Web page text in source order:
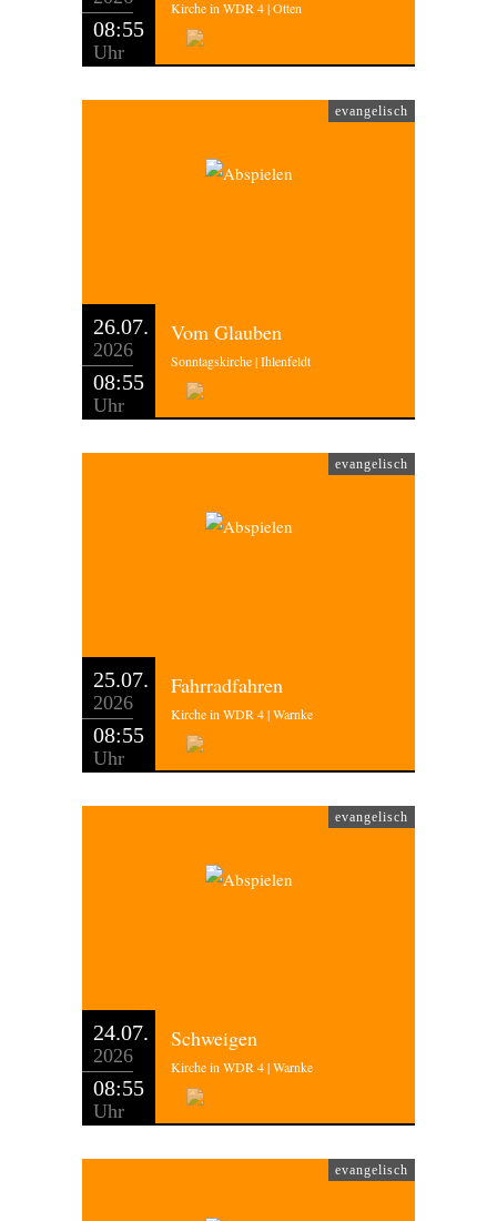
08:55
Uhr
Kirche in WDR 4 | Otten
evangelisch
26.07.
2026
08:55
Uhr
Vom Glauben
Sonntagskirche | Ihlenfeldt
evangelisch
25.07.
2026
08:55
Uhr
Fahrradfahren
Kirche in WDR 4 | Warnke
evangelisch
24.07.
2026
08:55
Uhr
Schweigen
Kirche in WDR 4 | Warnke
evangelisch